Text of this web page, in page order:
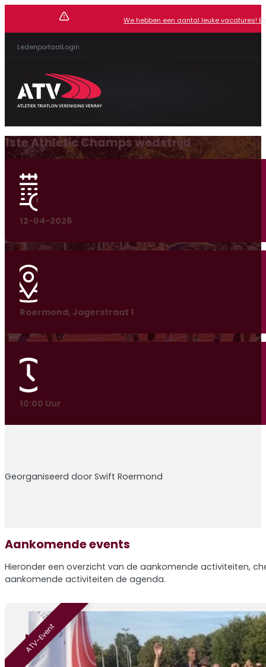
We hebben een aantal leuke vacatures!
LedenportaalLogin
1ste Athletic Champs wedstrijd
12-04-2026
Roermond, Jagerstraat 1
10:00 Uur
Georganiseerd door Swift Roermond
Aankomende events
Hieronder een overzicht van de aankomende activiteiten,
aankomende activiteiten de agenda.
Nazomermeerkamp – editie 4
29-08-2026
ATV-Event